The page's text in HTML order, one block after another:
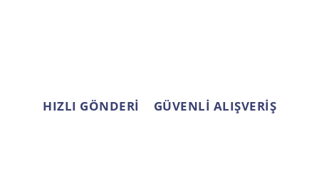
HIZLI GÖNDERİ GÜVENLİ ALIŞVERİŞ